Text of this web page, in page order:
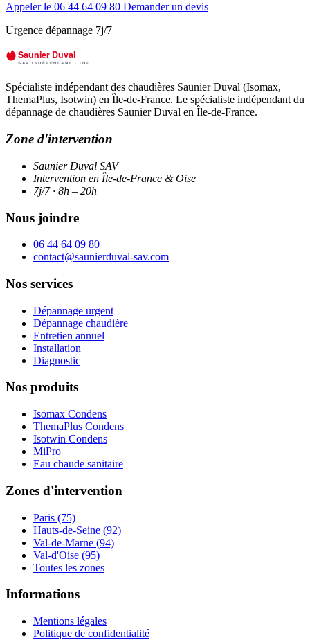
Appeler le 06 44 64 09 80 Demander un devis
Urgence dépannage 7j/7
Spécialiste indépendant des chaudières Saunier Duval (Isomax,
ThemaPlus, Isotwin) en Île-de-France. Le spécialiste indépendant du
dépannage de chaudières Saunier Duval en Île-de-France.
Zone d'intervention
Saunier Duval SAV
Intervention en Île-de-France & Oise
7j/7 · 8h – 20h
Nous joindre
06 44 64 09 80
contact@saunierduval-sav.com
Nos services
Dépannage urgent
Dépannage chaudière
Entretien annuel
Installation
Diagnostic
Nos produits
Isomax Condens
ThemaPlus Condens
Isotwin Condens
MiPro
Eau chaude sanitaire
Zones d'intervention
Paris (75)
Hauts-de-Seine (92)
Val-de-Marne (94)
Val-d'Oise (95)
Toutes les zones
Informations
Mentions légales
Politique de confidentialité